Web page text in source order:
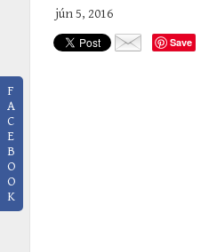
F
A
C
E
B
O
O
K
jún 5, 2016
Save